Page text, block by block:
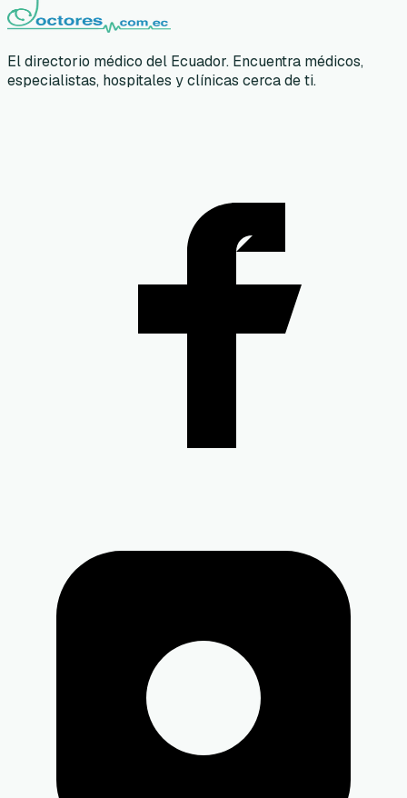
El directorio médico del Ecuador. Encuentra médicos,
especialistas, hospitales y clínicas cerca de ti.